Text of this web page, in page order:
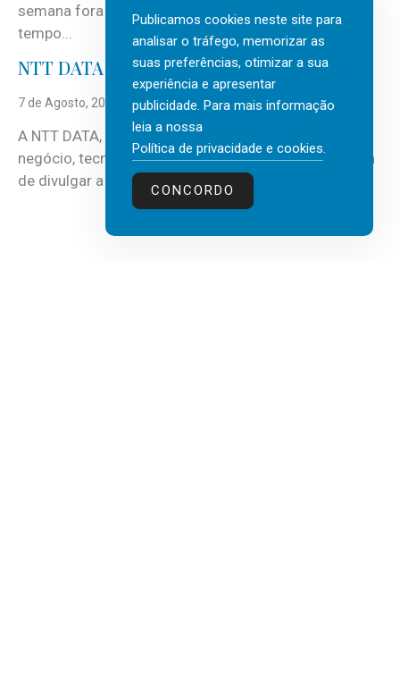
semana fora e os dias em que a casa fica mais
tempo...
NTT DATA Insurtech Global Outlook 2026
7 de Agosto, 2026
A NTT DATA, consultora global em serviços de
negócio, tecnologia e inteligência artificial (IA), acaba
de divulgar a mais recente...
Publicamos cookies neste site para
analisar o tráfego, memorizar as
suas preferências, otimizar a sua
experiência e apresentar
publicidade. Para mais informação
leia a nossa
Política de privacidade e cookies.
CONCORDO